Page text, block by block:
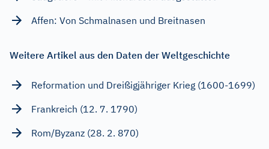
Affen: Von Schmalnasen und Breitnasen
Weitere Artikel aus den Daten der Weltgeschichte
Reformation und Dreißigjähriger Krieg (1600-1699)
Frankreich (12. 7. 1790)
Rom/Byzanz (28. 2. 870)